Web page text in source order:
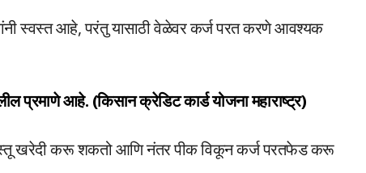
स्वस्त आहे, परंतु यासाठी वेळेवर कर्ज परत करणे आवश्यक
प्रमाणे आहे. (किसान क्रेडिट कार्ड योजना महाराष्ट्र)
खरेदी करू शकतो आणि नंतर पीक विकून कर्ज परतफेड करू